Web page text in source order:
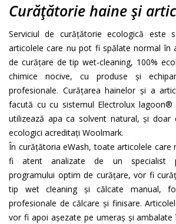
Curățătorie haine și
Serviciul de curățătorie ecologică este
articolele care nu pot fi spălate normal în
de curățare de tip wet-cleaning, 100%
chimice nocive, cu produse și
profesionale. Curățarea hainelor și a
facută cu cu sistemul Electrolux lagoon®
utilizează apa ca solvent natural, şi doar
ecologici acreditați Woolmark.
În curățătoria eWash, toate articolele care
fi atent analizate de un specialist
programului optim de curățare, vor fi
tip wet cleaning și călcate manual,
profesionale de călcare și finisare.
vor fi apoi așezate pe umeraș și ambalate